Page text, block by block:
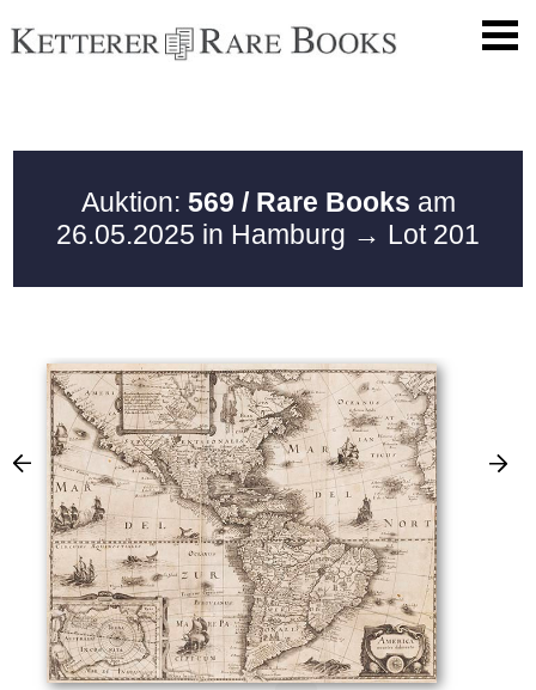
Auktion: 569 / Rare Books am
26.05.2025 in Hamburg → Lot 201